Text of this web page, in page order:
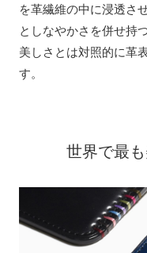
を革繊維の中に浸透さ
としなやかさを併せ持
美しさとは対照的に革
す。
世界で最